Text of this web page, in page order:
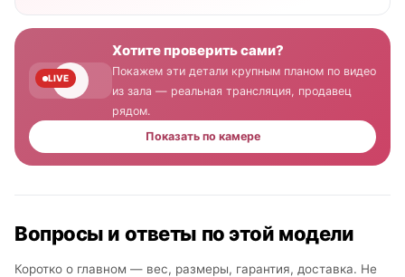
LIVE
Хотите проверить сами?
Покажем эти детали крупным планом по видео
из зала — реальная трансляция, продавец
рядом.
Показать по камере
Вопросы и ответы по этой модели
Коротко о главном — вес, размеры, гарантия, доставка. Не